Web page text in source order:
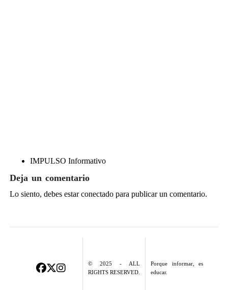
IMPULSO Informativo
Deja un comentario
Lo siento, debes estarconectadopara publicar un comentario.
© 2025 - ALL
RIGHTS RESERVED.
Porque informar, es
educar.